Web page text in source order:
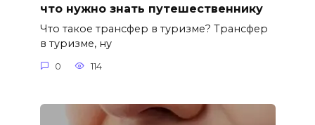
что нужно знать путешественнику
Что такое трансфер в туризме? Трансфер
в туризме, ну
0 114